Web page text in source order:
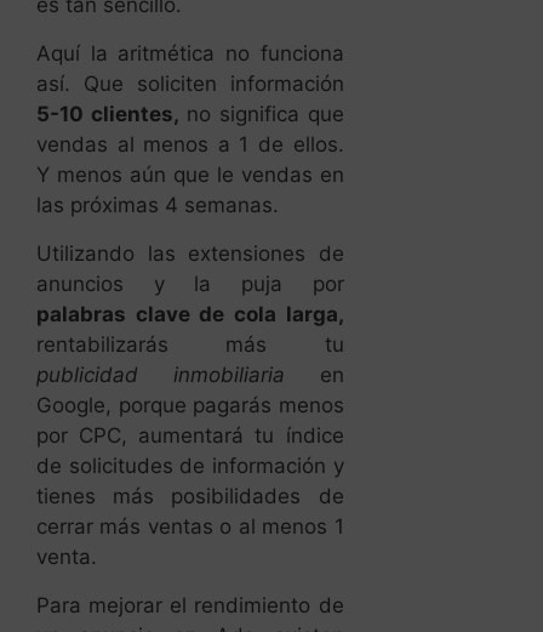
vendas al menos a 1 de ellos.
Y menos aún que le vendas en
las próximas 4 semanas.
Utilizando las extensiones de
anuncios y la puja por
palabras clave de cola larga,
rentabilizarás más tu
publicidad inmobiliaria
en
Google, porque pagarás menos
por CPC, aumentará tu índice
de solicitudes de información y
tienes más posibilidades de
cerrar más ventas o al menos 1
venta.
Para mejorar el rendimiento de
un anuncio en Ads existen
fundamentalmente 2 tipos de
extensiones:
1.- Extensiones Automáticas.